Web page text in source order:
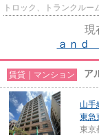
トロック、トランクル
現
ａｎｄ
賃貸｜マンション ア
山手
東急
東京